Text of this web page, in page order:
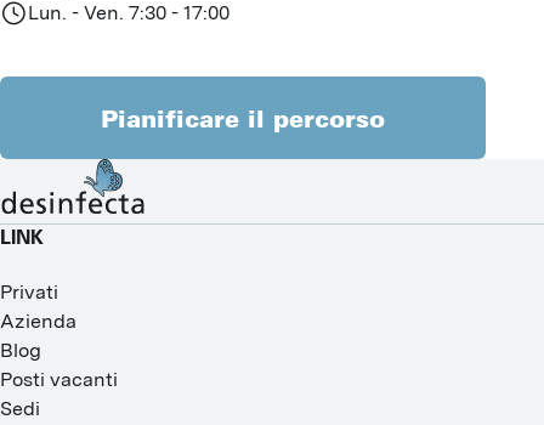
Lun. - Ven. 7:30 - 17:00
Pianificare il percorso
LINK
Privati
Azienda
Blog
Posti vacanti
Sedi